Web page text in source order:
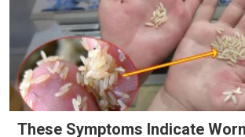
These Symptoms Indicate